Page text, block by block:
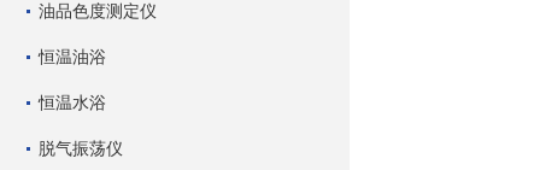
油品色度测定仪
恒温油浴
恒温水浴
脱气振荡仪